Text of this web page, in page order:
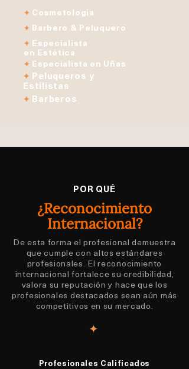
✦ Cosmetologia
✦ Barbero & Peluquero
✦ Especialista
en Estética
✦ Especialista en Uñas
✦ Peluqueros y
Estilistas
✦ Barberos
POR QUÉ
¿Reconocimiento
Internacional?
De esta forma el profesional demuestra
que cumple con altos estándares
profesionales. El reconocimiento
internacional fortalece su credibilidad,
valora su reputación y hace que los
profesionales destacados sean aún más
competitivos en su mercado.
✦
Profesionales Calificados